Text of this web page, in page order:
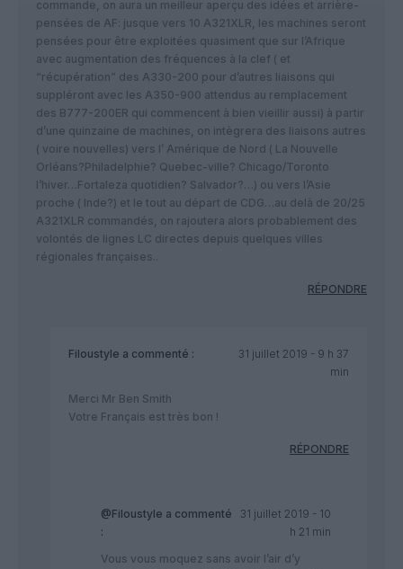
commande, on aura un meilleur aperçu des idées et arrière-
pensées de AF: jusque vers 10 A321XLR, les machines seront
pensées pour être exploitées quasiment que sur l’Afrique
avec augmentation des fréquences à la clef ( et
“récupération” des A330-200 pour d’autres liaisons qui
suppléront avec les A350-900 attendus au remplacement
des B777-200ER qui commencent à bien vieillir aussi) à partir
d’une quinzaine de machines, on intègrera des liaisons autres
( voire nouvelles) vers l’ Amérique de Nord ( La Nouvelle
Orléans?Philadelphie? Quebec-ville? Chicago/Toronto
l’hiver…Fortaleza quotidien? Salvador?…) ou vers l’Asie
proche ( Inde?) et le tout au départ de CDG…au delà de 20/25
A321XLR commandés, on rajoutera alors probablement des
volontés de lignes LC directes depuis quelques villes
régionales françaises..
RÉPONDRE
Filoustyle a commenté :
31 juillet 2019 - 9 h 37
min
Merci Mr Ben Smith
Votre Français est très bon !
RÉPONDRE
@Filoustyle a commenté
:
31 juillet 2019 - 10
h 21 min
Vous vous moquez sans avoir l’air d’y